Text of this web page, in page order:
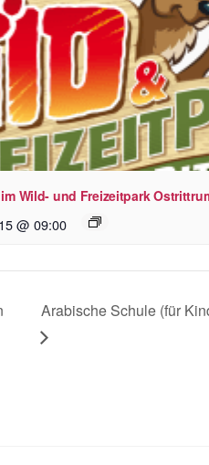
im Wild- und Freizeitpark
@ 09:00
Arabische Schule (für